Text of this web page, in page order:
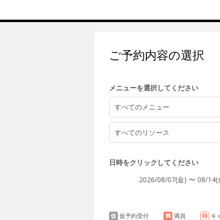
ご予約内容の選択
メニューを選択してください
すべてのメニュー
すべてのリソース
日時をクリックしてください
2026/08/07(金) 〜 08/14(
仮 仮予約受付 満 満員 待 キ
5:00